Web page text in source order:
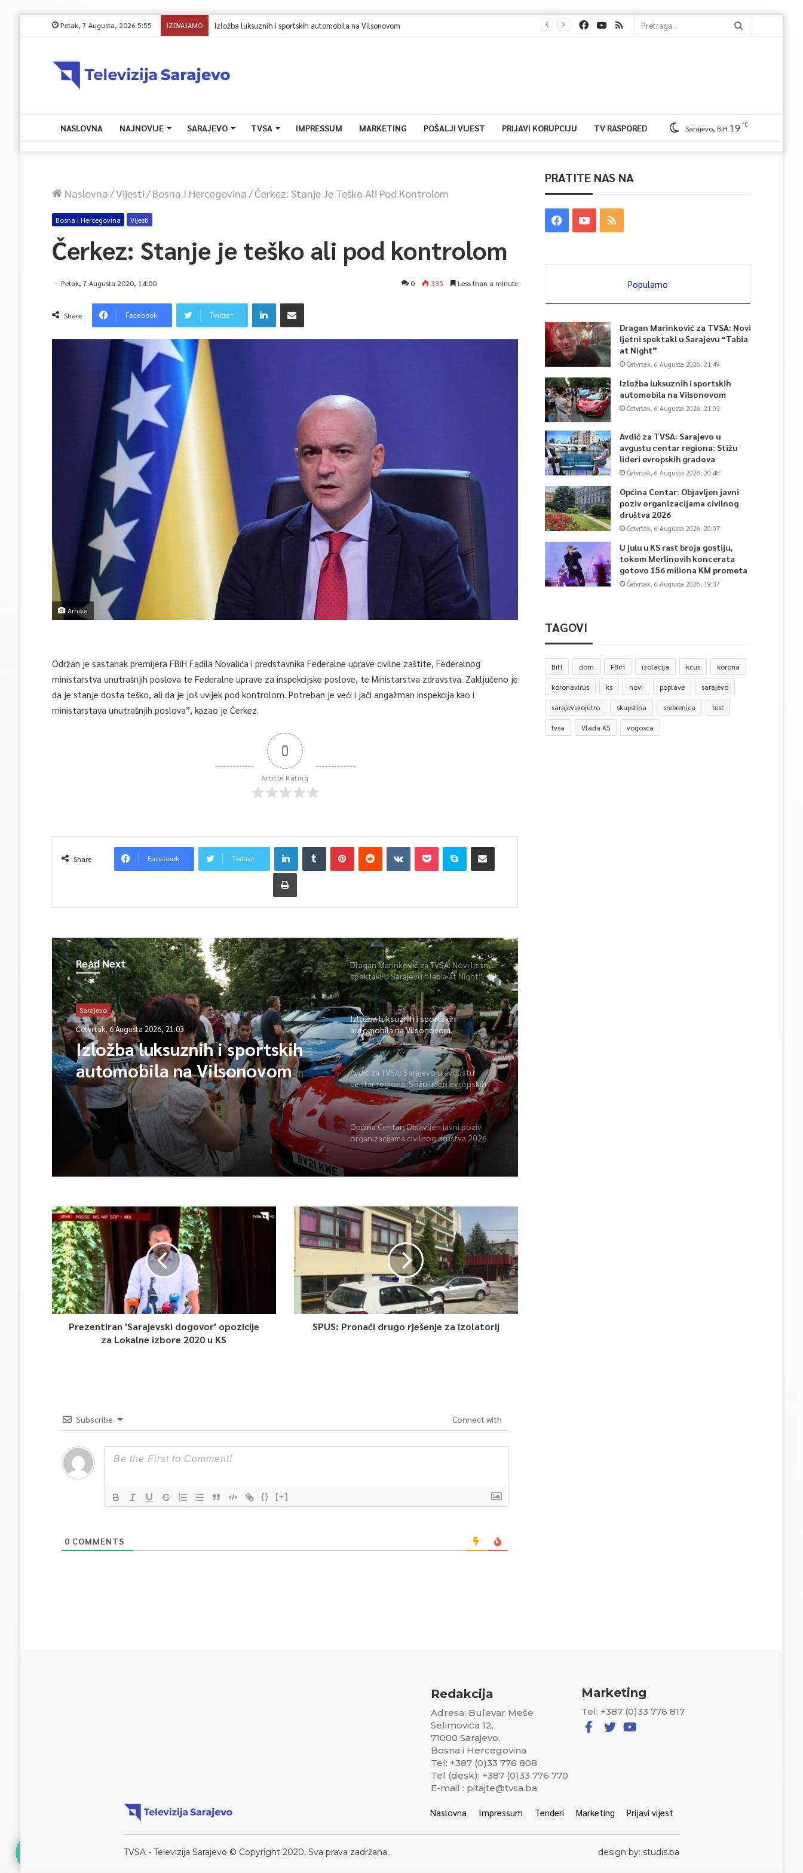
Petak, 7 Augusta, 2026 5:55 IZDVAJAMO Izložba luksuznih i sportskih automobila na Vilsonovom
NASLOVNA NAJNOVIJE SARAJEVO TVSA IMPRESSUM MARKETING POŠALJI VIJEST PRIJAVI KORUPCIJU TV RASPORED Sarajevo, BiH 19 ℃
Naslovna/Vijesti/Bosna I Hercegovina/Čerkez: Stanje Je Teško Ali Pod Kontrolom
Bosna i Hercegovina Vijesti
Čerkez: Stanje je teško ali pod kontrolom
Petak, 7 Augusta 2020, 14:00 0 335 Less than a minute
Share Facebook Twitter
Arhiva
Održan je sastanak premijera FBiH Fadila Novalića i predstavnika Federalne uprave civilne zaštite, Federalnog
ministarstva unutrašnjih poslova te Federalne uprave za inspekcijske poslove, te Ministarstva zdravstva. Zaključeno je
da je stanje dosta teško, ali da je još uvijek pod kontrolom. Potreban je veći i jači angažman inspekcija kao i
ministarstava unutrašnjih poslova”, kazao je Čerkez.
0
Article Rating
Share Facebook Twitter
Read Next
Sarajevo
Četvrtak, 6 Augusta 2026, 21:03
Izložba luksuznih i sportskih
automobila na Vilsonovom
Dragan Marinković za TVSA: Novi ljetni
spektakl u Sarajevu “Tabia at Night”
Izložba luksuznih i sportskih
automobila na Vilsonovom
Avdić za TVSA: Sarajevo u avgustu
centar regiona: Stižu lideri evropskih
gradova
Općina Centar: Objavljen javni poziv
organizacijama civilnog društva 2026
Prezentiran 'Sarajevski dogovor' opozicije
za Lokalne izbore 2020 u KS
SPUS: Pronaći drugo rješenje za izolatorij
Subscribe Connect with
{} [+]
0 COMMENTS
PRATITE NAS NA
Popularno
Dragan Marinković za TVSA: Novi
ljetni spektakl u Sarajevu “Tabia
at Night”
Četvrtak, 6 Augusta 2026, 21:49
Izložba luksuznih i sportskih
automobila na Vilsonovom
Četvrtak, 6 Augusta 2026, 21:03
Avdić za TVSA: Sarajevo u
avgustu centar regiona: Stižu
lideri evropskih gradova
Četvrtak, 6 Augusta 2026, 20:48
Općina Centar: Objavljen javni
poziv organizacijama civilnog
društva 2026
Četvrtak, 6 Augusta 2026, 20:07
U julu u KS rast broja gostiju,
tokom Merlinovih koncerata
gotovo 156 miliona KM prometa
Četvrtak, 6 Augusta 2026, 19:37
TAGOVI
BiH dom FBiH izolacija kcus korona
koronavirus ks novi poplave sarajevo
sarajevskojutro skupstina srebrenica test
tvsa Vlada KS vogosca
Redakcija
Adresa: Bulevar Meše
Selimovića 12,
71000 Sarajevo,
Bosna i Hercegovina
Tel: +387 (0)33 776 808
Tel (desk): +387 (0)33 776 770
E-mail : pitajte@tvsa.ba
Marketing
Tel: +387 (0)33 776 817
Naslovna Impressum Tenderi Marketing Prijavi vijest
TVSA - Televizija Sarajevo © Copyright 2020, Sva prava zadržana.. design by: studis.ba